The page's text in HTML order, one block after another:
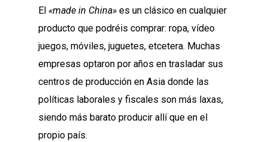
El «made in China» es un clásico en cualquier
producto que podréis comprar: ropa, vídeo
juegos, móviles, juguetes, etcetera. Muchas
empresas optaron por años en trasladar sus
centros de producción en Asia donde las
políticas laborales y fiscales son más laxas,
siendo más barato producir allí que en el
propio país.